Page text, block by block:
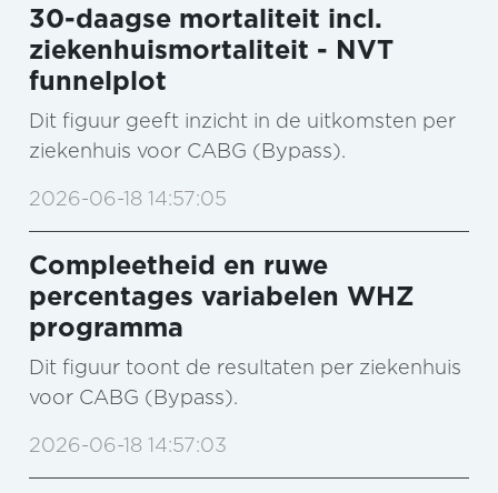
30-daagse mortaliteit incl.
ziekenhuismortaliteit - NVT
funnelplot
Dit figuur geeft inzicht in de uitkomsten per
ziekenhuis voor CABG (Bypass).
2026-06-18 14:57:05
Compleetheid en ruwe
percentages variabelen WHZ
programma
Dit figuur toont de resultaten per ziekenhuis
voor CABG (Bypass).
2026-06-18 14:57:03